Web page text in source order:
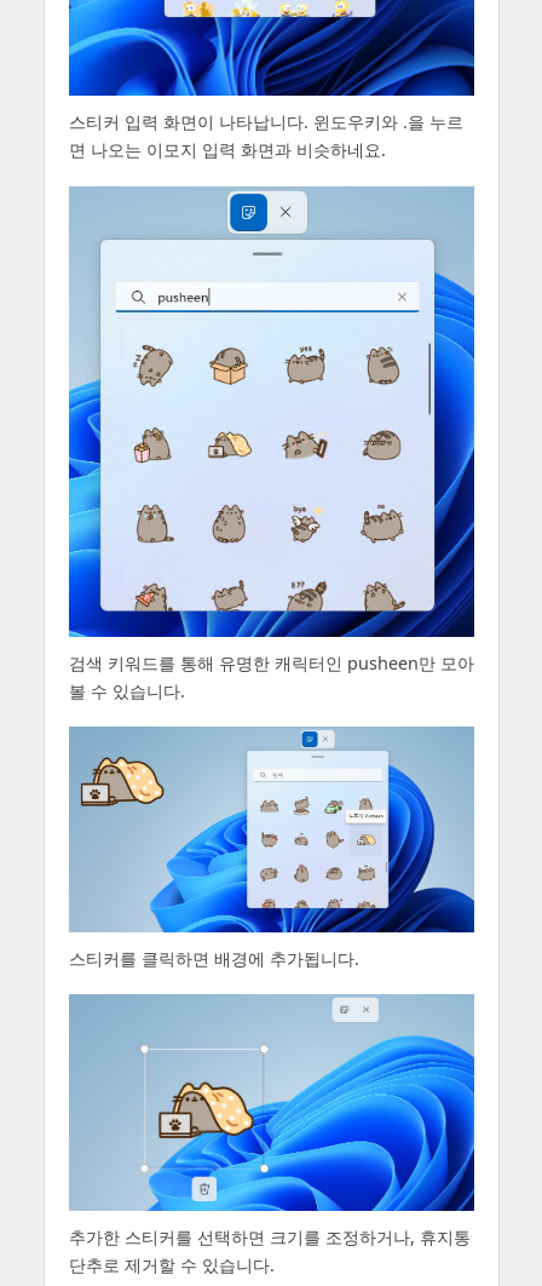
스티커 입력 화면이 나타납니다. 윈도우키와 .을 누르
면 나오는 이모지 입력 화면과 비슷하네요.
검색 키워드를 통해 유명한 캐릭터인 pusheen만 모아
볼 수 있습니다.
스티커를 클릭하면 배경에 추가됩니다.
추가한 스티커를 선택하면 크기를 조정하거나, 휴지통
단추로 제거할 수 있습니다.